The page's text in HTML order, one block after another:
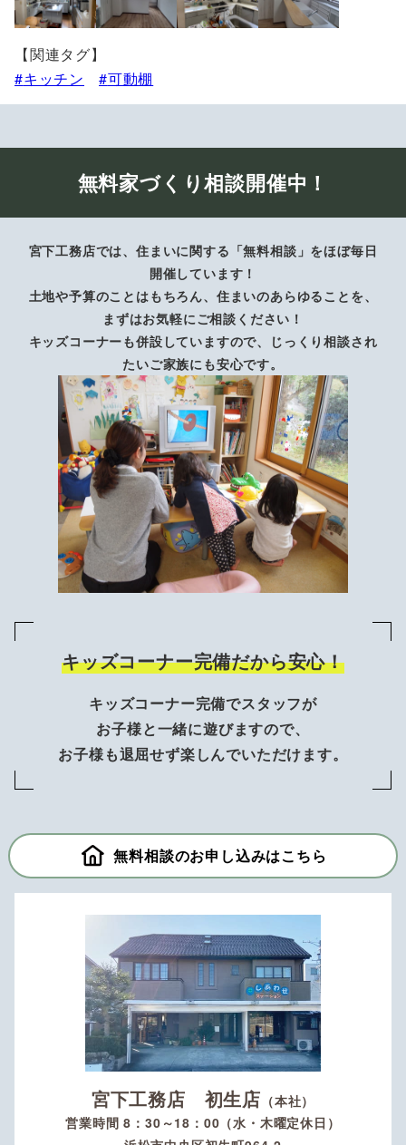
【関連タグ】
キッチン
可動棚
無料家づくり相談開催中！
宮下工務店では、住まいに関する「無料相談」をほぼ毎日
開催しています！
土地や予算のことはもちろん、住まいのあらゆることを、
まずはお気軽にご相談ください！
キッズコーナーも併設していますので、じっくり相談され
たいご家族にも安心です。
キッズコーナー完備だから安心！
キッズコーナー完備でスタッフが
お子様と一緒に遊びますので、
お子様も退屈せず楽しんでいただけます。
無料相談のお申し込みはこちら
宮下工務店 初生店 （本社）
営業時間 8：30～18：00（水・木曜定休日）